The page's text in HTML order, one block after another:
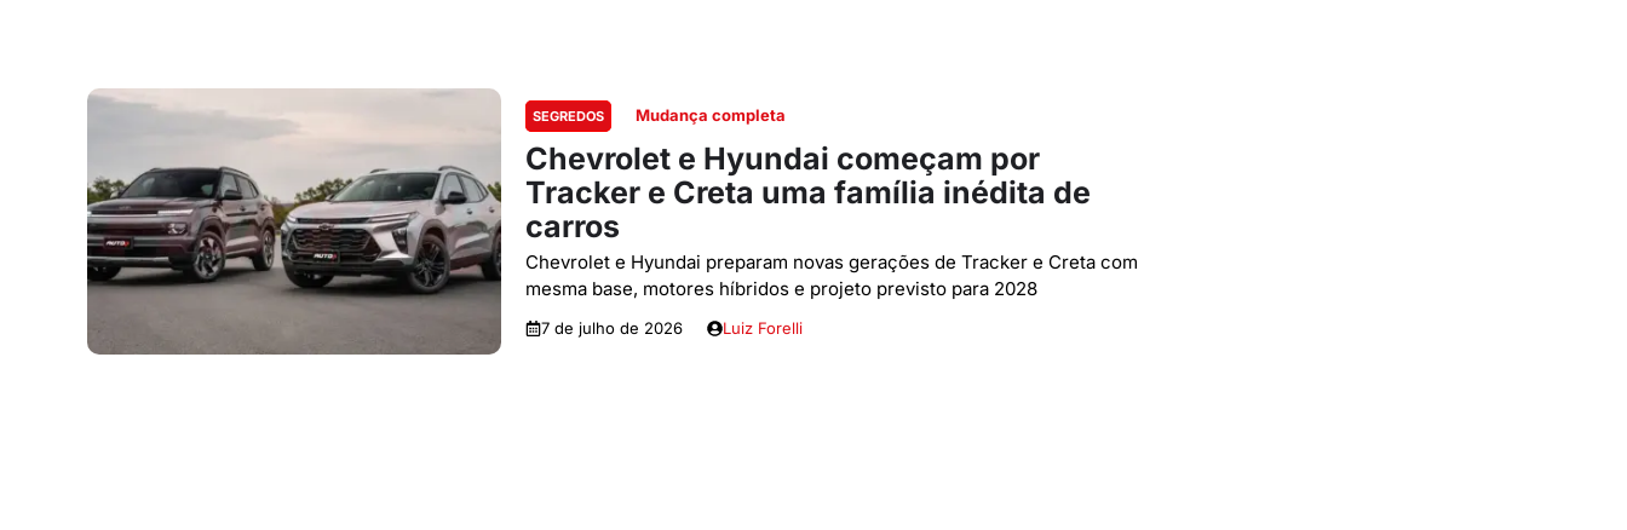
SEGREDOS Mudança completa
Chevrolet e Hyundai começam por
Tracker e Creta uma família inédita de
carros
Chevrolet e Hyundai preparam novas gerações de Tracker e Creta com
mesma base, motores híbridos e projeto previsto para 2028
7 de julho de 2026 Luiz Forelli